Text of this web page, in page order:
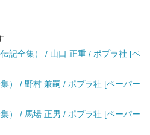
記全集） / 山口 正重 / ポプラ社 [ペ
） / 野村 兼嗣 / ポプラ社 [ペーパー
） / 馬場 正男 / ポプラ社 [ペーパー